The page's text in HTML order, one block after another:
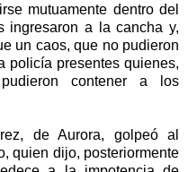
mutuamente dentro del
ingresaron a la cancha y,
un caos, que no pudieron
policía presentes quienes,
contener a los
de Aurora, golpeó al
quien dijo, posteriormente